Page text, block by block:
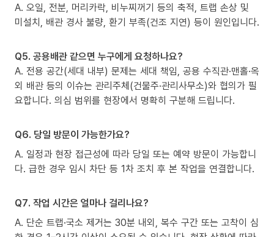
A. 오일, 전분, 머리카락, 비누찌꺼기 등의 축적, 트랩 손상 및
미설치, 배관 경사 불량, 환기 부족(건조 지연) 등이 원인입니다.
Q5. 공용배관 같으면 누구에게 요청하나요?
A. 전용 공간(세대 내부) 문제는 세대 책임, 공용 수직관·맨홀·옥
외 배관 등의 이슈는 관리주체(건물주·관리사무소)와 협의가 필
요합니다. 의심 범위를 현장에서 명확히 구분해 드립니다.
Q6. 당일 방문이 가능한가요?
A. 일정과 현장 접근성에 따라 당일 또는 예약 방문이 가능합니
다. 급한 경우 임시 차단 등 1차 조치 후 본 작업을 연결합니다.
Q7. 작업 시간은 얼마나 걸리나요?
A. 단순 트랩·국소 제거는 30분 내외, 복수 구간 또는 고착이 심